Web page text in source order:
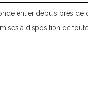
entier depuis près de
à disposition de